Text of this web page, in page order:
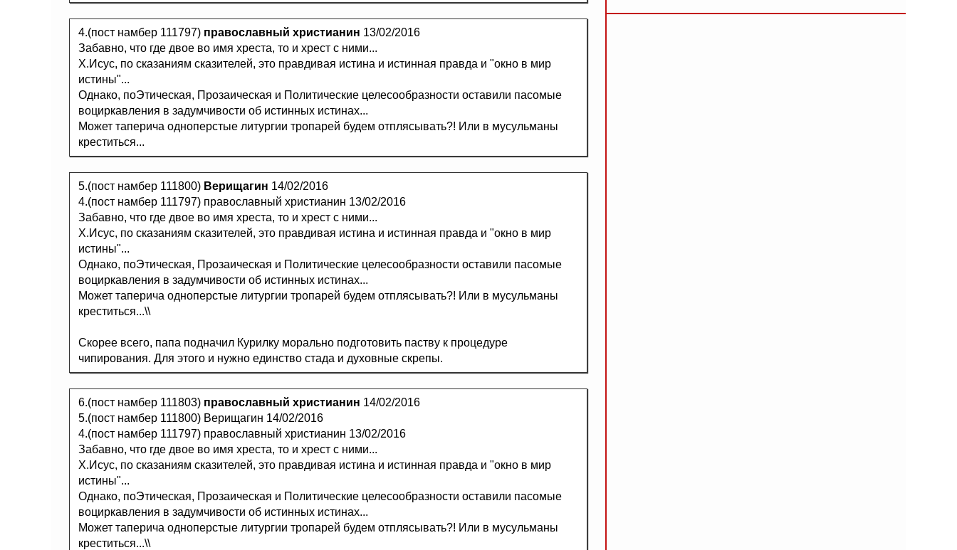
4.(пост намбер 111797) православный христианин 13/02/2016
Забавно, что где двое во имя хреста, то и хрест с ними...
Х.Исус, по сказаниям сказителей, это правдивая истина и истинная правда и "окно в мир
истины"...
Однако, поЭтическая, Прозаическая и Политические целесообразности оставили пасомые
воциркавления в задумчивости об истинных истинах...
Может таперича одноперстые литургии тропарей будем отплясывать?! Или в мусульманы
креститься...
5.(пост намбер 111800) Верищагин 14/02/2016
4.(пост намбер 111797) православный христианин 13/02/2016
Забавно, что где двое во имя хреста, то и хрест с ними...
Х.Исус, по сказаниям сказителей, это правдивая истина и истинная правда и "окно в мир
истины"...
Однако, поЭтическая, Прозаическая и Политические целесообразности оставили пасомые
воциркавления в задумчивости об истинных истинах...
Может таперича одноперстые литургии тропарей будем отплясывать?! Или в мусульманы
креститься...\\
Скорее всего, папа подначил Курилку морально подготовить паству к процедуре
чипирования. Для этого и нужно единство стада и духовные скрепы.
6.(пост намбер 111803) православный христианин 14/02/2016
5.(пост намбер 111800) Верищагин 14/02/2016
4.(пост намбер 111797) православный христианин 13/02/2016
Забавно, что где двое во имя хреста, то и хрест с ними...
Х.Исус, по сказаниям сказителей, это правдивая истина и истинная правда и "окно в мир
истины"...
Однако, поЭтическая, Прозаическая и Политические целесообразности оставили пасомые
воциркавления в задумчивости об истинных истинах...
Может таперича одноперстые литургии тропарей будем отплясывать?! Или в мусульманы
креститься...\\